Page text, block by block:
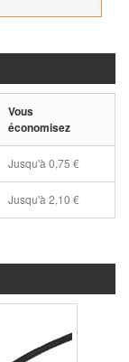
Vous
économisez
Jusqu'à 0,75 €
Jusqu'à 2,10 €